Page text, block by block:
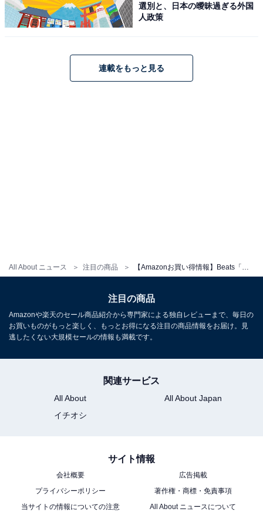
All About ニュース 注目の商品
Beats「Studio Pro」
グイヤフォン、安定した着け心地のワークアウトイヤフォ
リー、AppleとAndroidに対応 - スパークオレンジ
選別と、日本の曖昧過ぎる外国
人政策
連載をもっと見る
注目の商品
Amazonや楽天のセール商品紹介から専門家による独自レビューまで、毎日の
お買いものがもっと楽しく、もっとお得になる注目の商品情報をお届け。見
逃したくない大規模セールの情報も満載です。
関連サービス
All About
All About Japan
イチオシ
サイト情報
会社概要
広告掲載
プライバシーポリシー
著作権・商標・免責事項
当サイトの情報についての注意
All About ニュースについて